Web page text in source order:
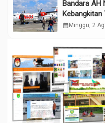
Bandara AH
Kebangkitan
calendar_month Minggu, 2